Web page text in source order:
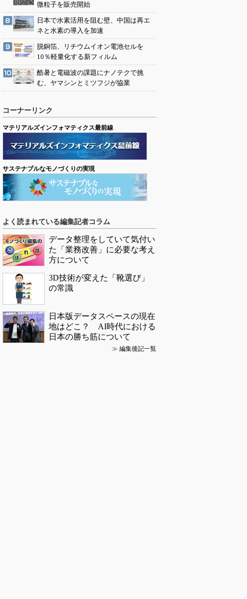
微粒子を販売開始
日本で水素活用を阻む壁、中国は再エ
ネと水素の導入を加速
脱銅箔、リチウムイオン電池セルを
10％軽量化する新フィルム
酷暑と電磁波の課題にナノテクで挑
む、ヤマシンとミツフジが協業
コーナーリンク
マテリアルズインフォマティクス最前線
サステナブルなモノづくりの実現
よく読まれている編集記者コラム
データ整理をしていて気付い
た「業務改善」に必要な考え
方について
3D技術が変えた「靴選び」
の常識
日本版データスペースの現在
地はどこ？ AI時代における
日本の勝ち筋について
≫ 編集後記一覧